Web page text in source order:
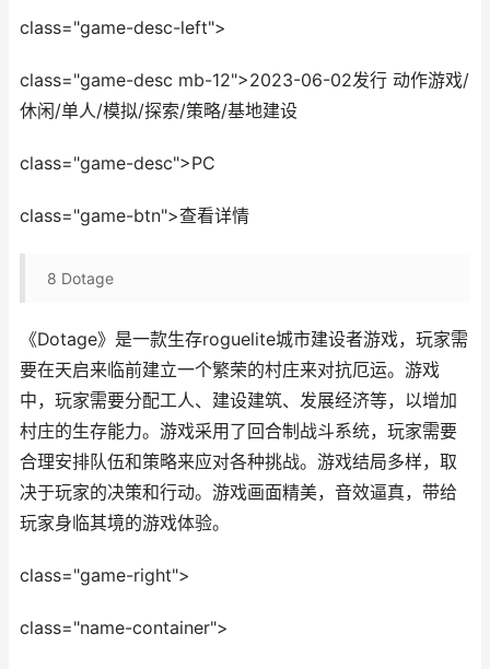
class="game-desc-left">
class="game-desc mb-12">2023-06-02发行 动作游戏/
休闲/单人/模拟/探索/策略/基地建设
class="game-desc">PC
class="game-btn">查看详情
8 Dotage
《Dotage》是一款生存roguelite城市建设者游戏，玩家需
要在天启来临前建立一个繁荣的村庄来对抗厄运。游戏
中，玩家需要分配工人、建设建筑、发展经济等，以增加
村庄的生存能力。游戏采用了回合制战斗系统，玩家需要
合理安排队伍和策略来应对各种挑战。游戏结局多样，取
决于玩家的决策和行动。游戏画面精美，音效逼真，带给
玩家身临其境的游戏体验。
class="game-right">
class="name-container">